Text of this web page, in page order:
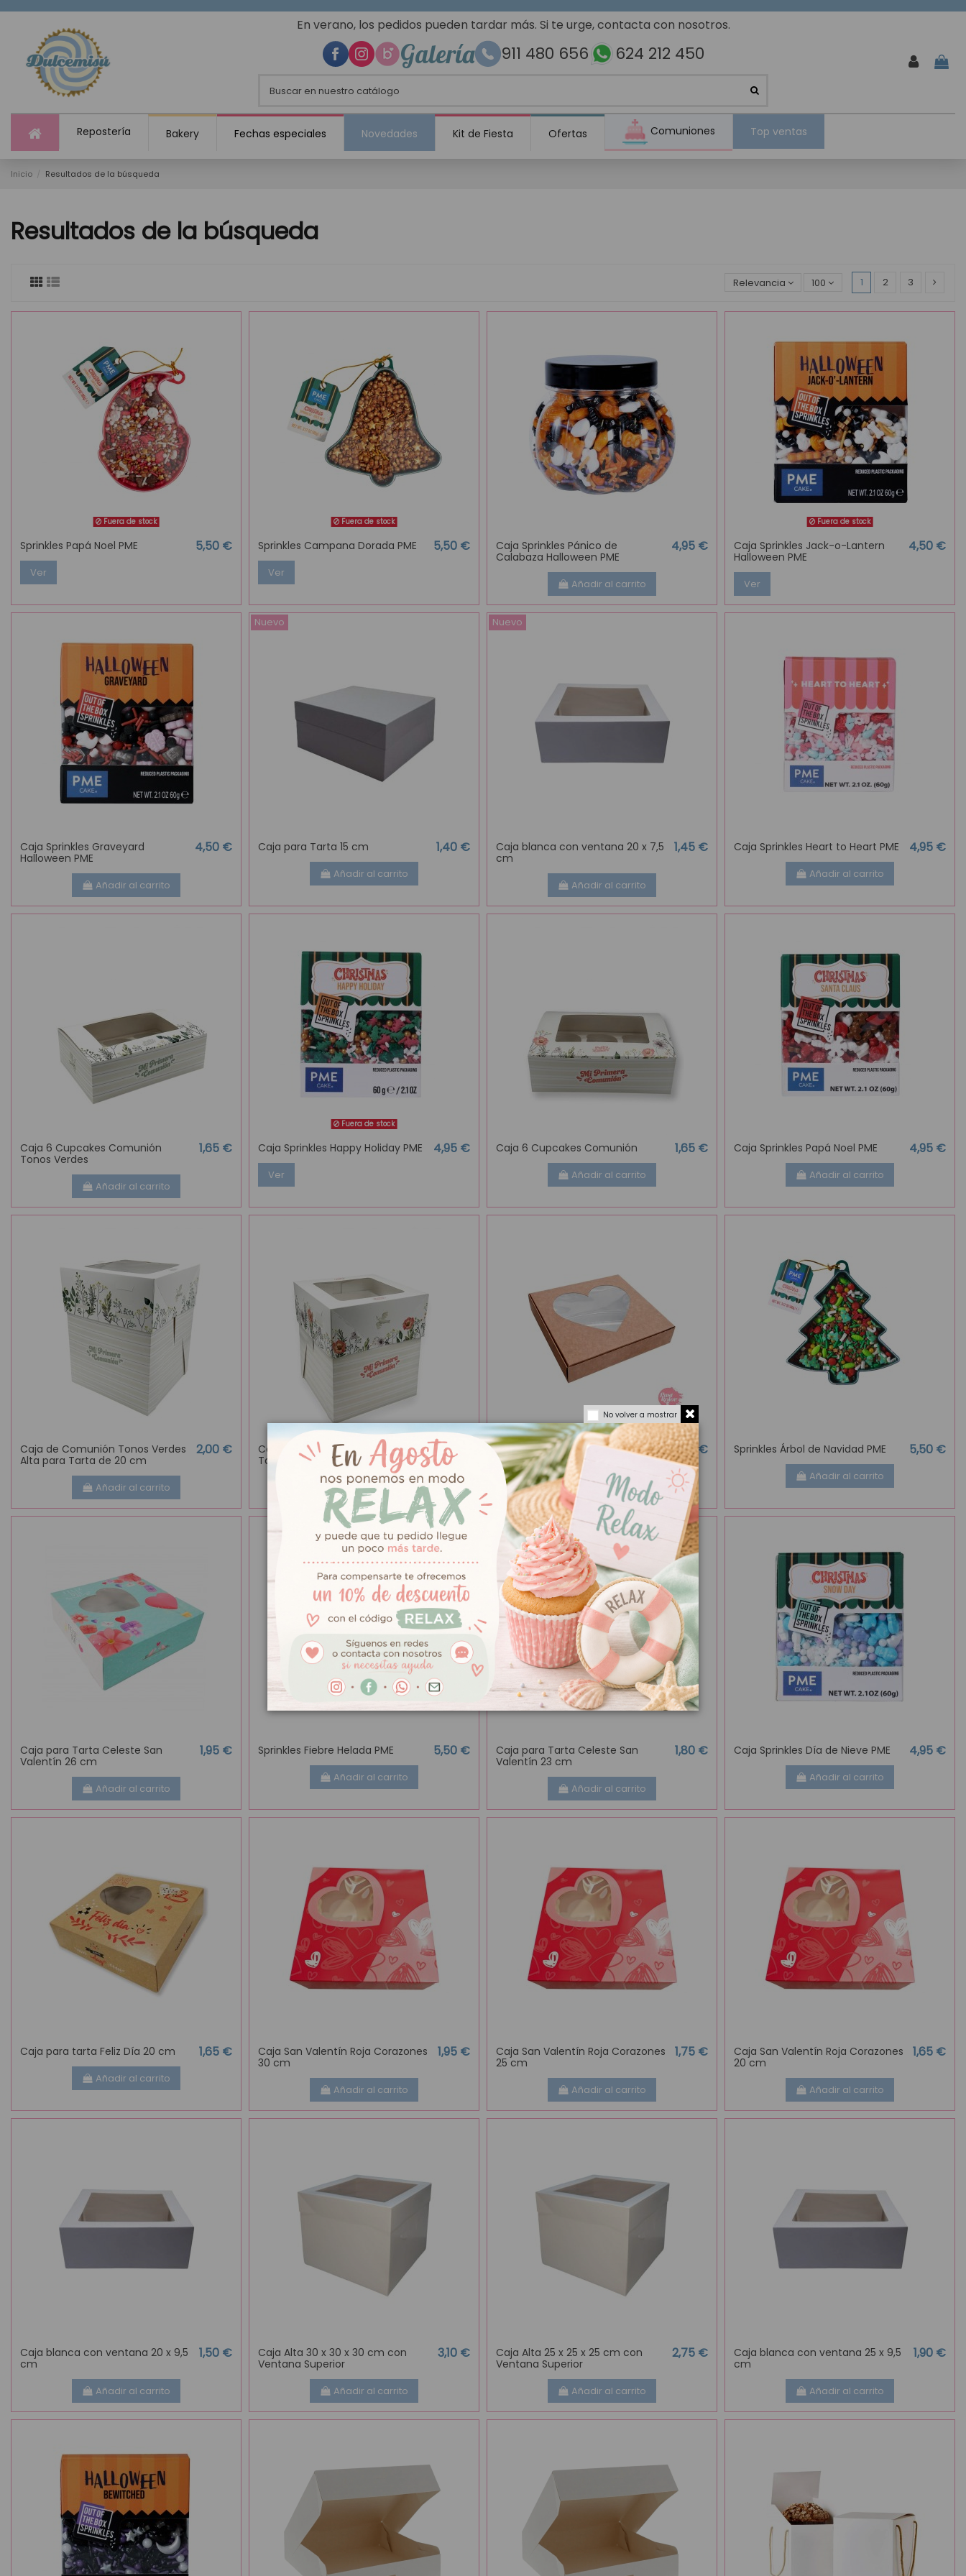
En verano, los pedidos pueden tardar más. Si te urge, contacta con nosotros.
Galería 911 480 656 624 212 450
Repostería Bakery Fechas especiales Novedades Kit de Fiesta Ofertas Comuniones Top ventas
Inicio Resultados de la búsqueda
Resultados de la búsqueda
Relevancia 100 1 2 3
Fuera de stock
Sprinkles Papá Noel PME 5,50 €
Ver
Fuera de stock
Sprinkles Campana Dorada PME 5,50 €
Ver
Caja Sprinkles Pánico de
Calabaza Halloween PME
4,95 €
Añadir al carrito
Fuera de stock
Caja Sprinkles Jack-o-Lantern
Halloween PME
4,50 €
Ver
Caja Sprinkles Graveyard
Halloween PME
4,50 €
Añadir al carrito
Nuevo
Caja para Tarta 15 cm 1,40 €
Añadir al carrito
Nuevo
Caja blanca con ventana 20 x 7,5
cm
1,45 €
Añadir al carrito
Caja Sprinkles Heart to Heart PME 4,95 €
Añadir al carrito
Caja 6 Cupcakes Comunión
Tonos Verdes
1,65 €
Añadir al carrito
Fuera de stock
Caja Sprinkles Happy Holiday PME 4,95 €
Ver
Caja 6 Cupcakes Comunión 1,65 €
Añadir al carrito
Caja Sprinkles Papá Noel PME 4,95 €
Añadir al carrito
Caja de Comunión Tonos Verdes
Alta para Tarta de 20 cm
2,00 €
Añadir al carrito
Caja de Comunión Alta para
Tarta de 20 cm
2,00 €
Añadir al carrito
Caja Kraft con Ventana Corazón
17cm
1,30 €
Añadir al carrito
Sprinkles Árbol de Navidad PME 5,50 €
Añadir al carrito
Caja para Tarta Celeste San
Valentín 26 cm
1,95 €
Añadir al carrito
Sprinkles Fiebre Helada PME 5,50 €
Añadir al carrito
Caja para Tarta Celeste San
Valentín 23 cm
1,80 €
Añadir al carrito
Caja Sprinkles Día de Nieve PME 4,95 €
Añadir al carrito
Caja para tarta Feliz Día 20 cm 1,65 €
Añadir al carrito
Caja San Valentín Roja Corazones
30 cm
1,95 €
Añadir al carrito
Caja San Valentín Roja Corazones
25 cm
1,75 €
Añadir al carrito
Caja San Valentín Roja Corazones
20 cm
1,65 €
Añadir al carrito
Caja blanca con ventana 20 x 9,5
cm
1,50 €
Añadir al carrito
Caja Alta 30 x 30 x 30 cm con
Ventana Superior
3,10 €
Añadir al carrito
Caja Alta 25 x 25 x 25 cm con
Ventana Superior
2,75 €
Añadir al carrito
Caja blanca con ventana 25 x 9,5
cm
1,90 €
Añadir al carrito
No volver a mostrar